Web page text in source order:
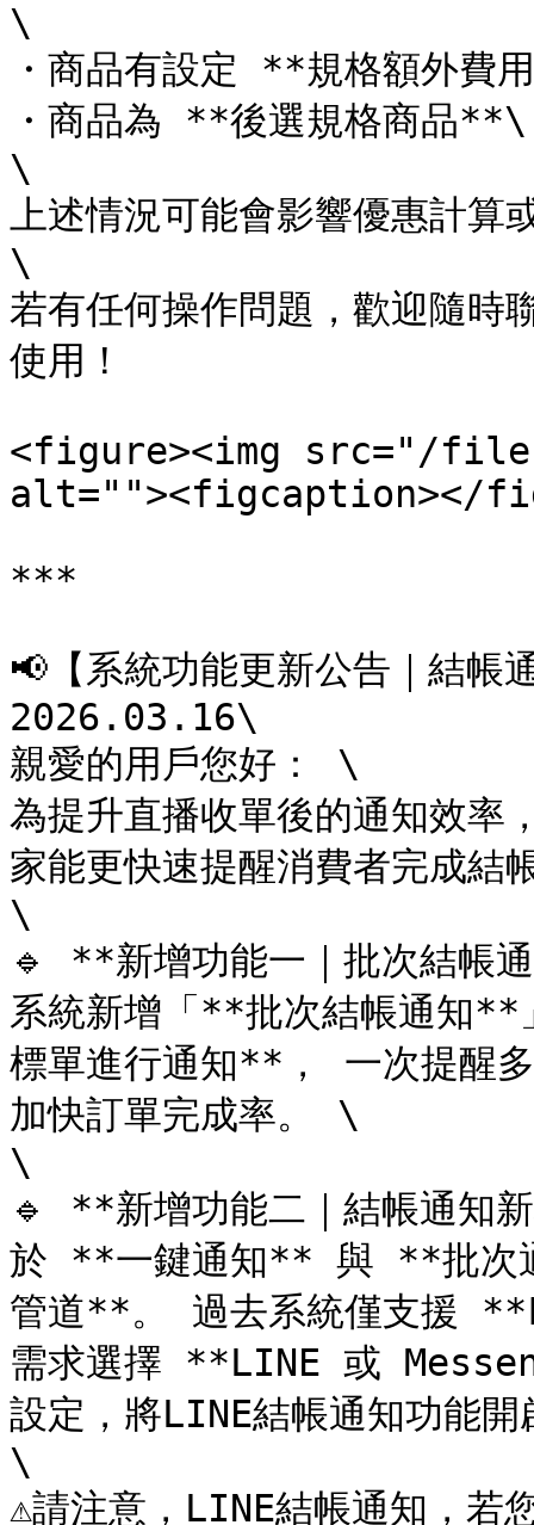
\
・商品有設定 **規格額外
・商品為 **後選規格商品**\
\
上述情況可能會影響優惠計
\
若有任何操作問題，歡迎隨時
使用！
<figure><img src="/files/
alt=""><figcaption></
***
📢【系統功能更新公告｜結帳
2026.03.16\
親愛的用戶您好： \
為提升直播收單後的通知效率
家能更快速提醒消費者完成
\
🔹 **新增功能一｜批次結帳
系統新增「**批次結帳通知
標單進行通知**， 一次提醒
加快訂單完成率。 \
\
🔹 **新增功能二｜結帳通知
於 **一鍵通知** 與 **批次
管道**。 過去系統僅支援
需求選擇 **LINE 或
設定，將LINE結帳通知功能
\
⚠️請注意，LINE結帳通知，若